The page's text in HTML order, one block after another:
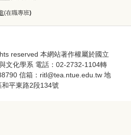
(在職專班)
reserved 本網站著作權屬於國立
文化學系 電話：02-2732-1104轉
信箱：ritl@tea.ntue.edu.tw 地
平東路2段134號